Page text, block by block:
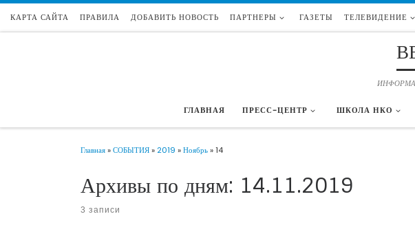
Перейти к содержимому
КАРТА САЙТА ПРАВИЛА ДОБАВИТЬ НОВОСТЬ ПАРТНЕРЫ ГАЗЕТЫ ТЕЛЕВИДЕНИЕ
ГЛАВНАЯ ПРЕСС-ЦЕНТР ШКОЛА НКО
Главная»СОБЫТИЯ»2019 »Ноябрь»14
Архивы по дням: 14.11.2019
3 записи